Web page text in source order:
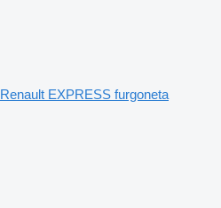
Renault EXPRESS furgoneta